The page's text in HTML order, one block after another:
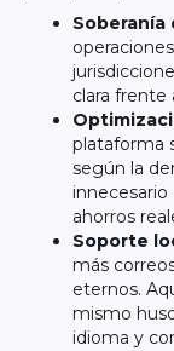
Soberanía
clara frente
plataforma
según la
ahorros
Soporte
más
eternos.
mismo
idioma y